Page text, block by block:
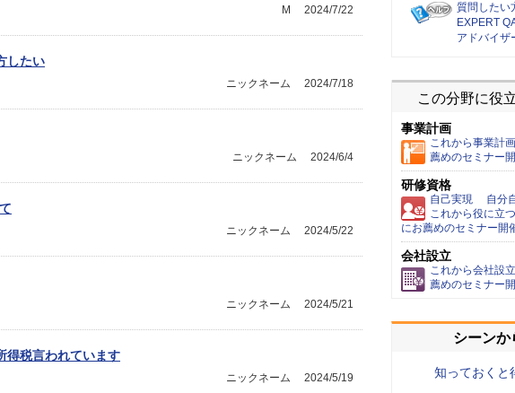
2024/7/22
M
したい
2024/7/18
ニックネーム
2024/6/4
ニックネーム
2024/5/22
ニックネーム
2024/5/21
ニックネーム
得税言われています
2024/5/19
ニックネーム
質問したい
EXPERT
アドバイザ
この分野に役
事業計画
これから事業計
薦めのセミナー
研修資格
自己実現 自分自
これから役に立
にお薦めのセミナー開
会社設立
これから会社設
薦めのセミナー
シーンか
知っておくと